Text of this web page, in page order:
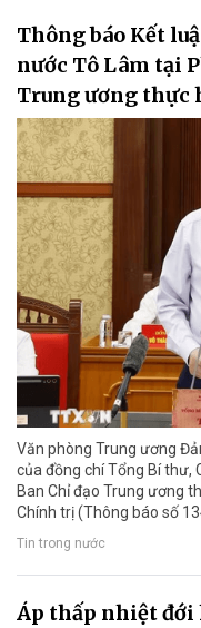
Thông báo Kết
nước Tô Lâm tại
Trung ương thực
Văn phòng Trung ương
của đồng chí Tổng Bí thư,
Ban Chỉ đạo Trung ương
Chính trị (Thông báo số
Tin trong nước
Áp thấp nhiệt